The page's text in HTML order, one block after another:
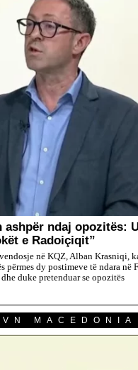
ashpër ndaj opozitës:
e Radoiçiqit”
në KQZ, Alban Krasniqi,
përmes dy postimeve të ndara në
duke pretenduar se opozitës
MACEDONIA